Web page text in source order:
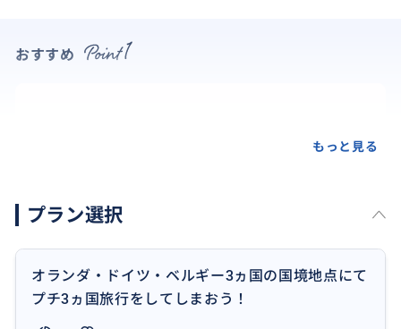
おすすめ
もっと見る
プラン選択
オランダ・ドイツ・ベルギー3ヵ国の国境地点にて
プチ3ヵ国旅行をしてしまおう！